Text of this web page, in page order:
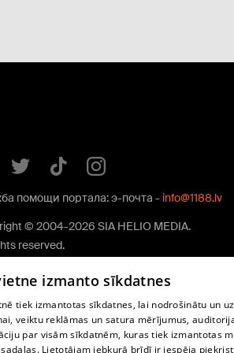
помощи портала: э-почта - info@1188.lv
© 2004-2026 SIA HELIO MEDIA.
reserved.
izmanto sīkdatnes
tiek izmantotas sīkdatnes, lai nodrošinātu un
veiktu reklāmas un satura mērījumus,
par visām sīkdatnēm, kuras tiek izmantotas
Lietotājam jebkurā brīdī ir iespēja